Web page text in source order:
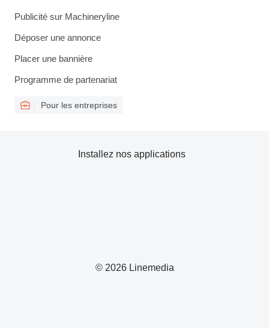
Publicité sur Machineryline
Déposer une annonce
Placer une bannière
Programme de partenariat
Pour les entreprises
© 2026 Linemedia
Installez nos applications